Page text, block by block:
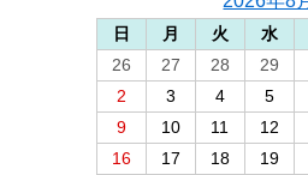
日 月 火 水
26
27 28 29
2
3 4 5
9
10 11 12
16
17 18 19